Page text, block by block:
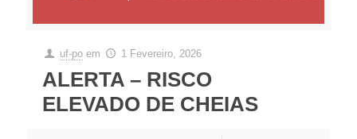
uf-po em 1 Fevereiro, 2026
ALERTA – RISCO
ELEVADO DE CHEIAS